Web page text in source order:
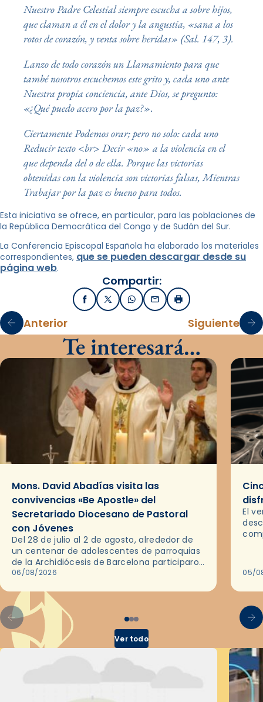
Nuestro Padre Celestial siempre escucha a sobre hijos,
que claman a él en el dolor y la angustia, «sana a los
rotos de corazón, y venta sobre heridas» (Sal. 147, 3).
Lanzo de todo corazón un Llamamiento para que
també nosotros escuchemos este grito y, cada uno ante
Nuestra propia conciencia, ante Dios, se pregunto:
«¿Qué puedo acero por la paz?».
Ciertamente Podemos orar; pero no solo: cada uno
Reducir texto <br> Decir «no» a la violencia en el
que dependa del o de ella. Porque las victorias
obtenidas con la violencia son victorias falsas, Mientras
Trabajar por la paz es bueno para todos.
Esta iniciativa se ofrece, en particular, para las poblaciones de
la República Democrática del Congo y de Sudán del Sur.
La Conferencia Episcopal Española ha elaborado los materiales
correspondientes, que se pueden descargar desde su
página web.
Compartir:
FacebookX / TwitterWhatsApp
EmailImprimir
Anterior Siguiente
Te interesará…
Mons. David Abadías visita las
convivencias «Be Apostle» del
Secretariado Diocesano de Pastoral
con Jóvenes
Del 28 de julio al 2 de agosto, alrededor de
un centenar de adolescentes de parroquias
de la Archidiócesis de Barcelona participaron
en las convivencias Be Apostle, organizadas
06/08/2026
El
05/
Ver todo